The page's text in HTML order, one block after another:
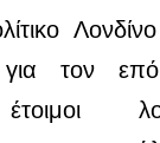
τον